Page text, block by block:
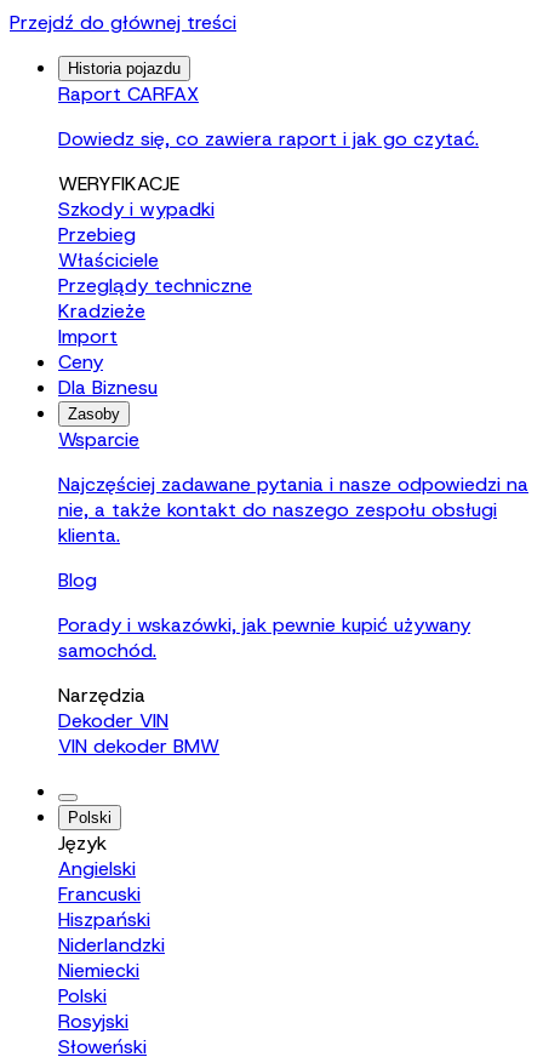
Przejdź do głównej treści
Historia pojazdu
Raport CARFAX
Dowiedz się, co zawiera raport i jak go czytać.
WERYFIKACJE
Szkody i wypadki
Przebieg
Właściciele
Przeglądy techniczne
Kradzieże
Import
Ceny
Dla Biznesu
Zasoby
Wsparcie
Najczęściej zadawane pytania i nasze odpowiedzi na
nie, a także kontakt do naszego zespołu obsługi
klienta.
Blog
Porady i wskazówki, jak pewnie kupić używany
samochód.
Narzędzia
Dekoder VIN
VIN dekoder BMW
Polski
Język
Angielski
Francuski
Hiszpański
Niderlandzki
Niemiecki
Polski
Rosyjski
Słoweński